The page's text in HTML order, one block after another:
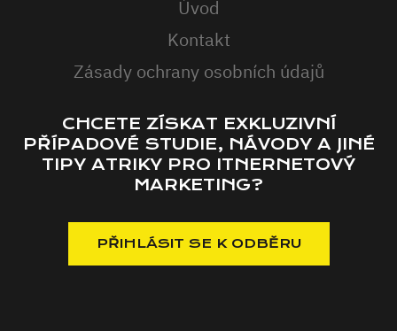
Úvod
Kontakt
Zásady ochrany osobních údajů
CHCETE ZÍSKAT EXKLUZIVNÍ
PŘÍPADOVÉ STUDIE, NÁVODY A JINÉ
TIPY ATRIKY PRO ITNERNETOVÝ
MARKETING?